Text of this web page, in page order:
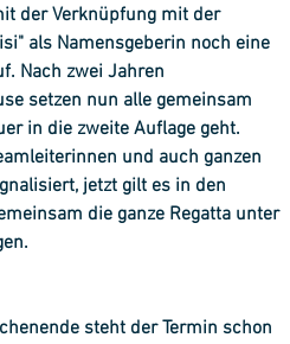
der Verknüpfung mit der
als Namensgeberin noch eine
Nach zwei Jahren
setzen nun alle gemeinsam
in die zweite Auflage geht.
und auch ganzen
jetzt gilt es in den
die ganze Regatta unter
steht der Termin schon